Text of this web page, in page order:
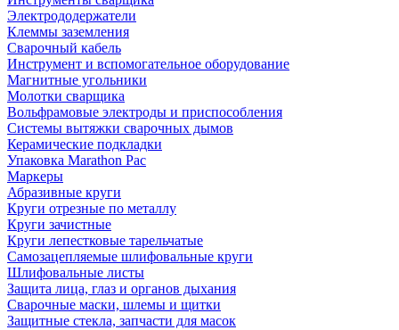
Электрододержатели
Клеммы заземления
Сварочный кабель
Инструмент и вспомогательное оборудование
Магнитные угольники
Молотки сварщика
Вольфрамовые электроды и приспособления
Системы вытяжки сварочных дымов
Керамические подкладки
Упаковка Marathon Pac
Маркеры
Абразивные круги
Круги отрезные по металлу
Круги зачистные
Круги лепестковые тарельчатые
Самозацепляемые шлифовальные круги
Шлифовальные листы
Защита лица, глаз и органов дыхания
Сварочные маски, шлемы и щитки
Защитные стекла, запчасти для масок